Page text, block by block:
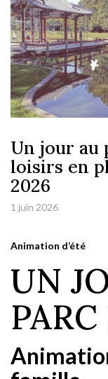
Un jour au
loisirs en
2026
1 juin 2026
Animation d’été
UN
PARC